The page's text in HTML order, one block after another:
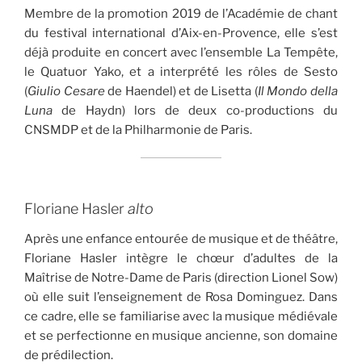
Membre de la promotion 2019 de l’Académie de chant
du festival international d’Aix-en-Provence, elle s’est
déjà produite en concert avec l’ensemble La Tempête,
le Quatuor Yako, et a interprété les rôles de Sesto
(Giulio Cesarede Haendel) et de Lisetta (Il Mondo della
Lunade Haydn) lors de deux co-productions du
CNSMDP et de la Philharmonie de Paris.
Floriane Hasleralto
Après une enfance entourée de musique et de théâtre,
Floriane Hasler intègre le chœur d’adultes de la
Maîtrise de Notre-Dame de Paris (direction Lionel Sow)
où elle suit l’enseignement de Rosa Dominguez. Dans
ce cadre, elle se familiarise avec la musique médiévale
et se perfectionne en musique ancienne, son domaine
de prédilection.